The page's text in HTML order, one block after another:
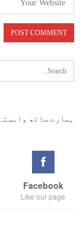
ہمارے ساتھ
Facebook
Like our page